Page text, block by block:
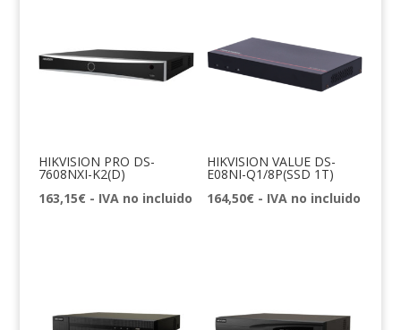
HIKVISION PRO DS-
7608NXI-K2(D)
163,15€ - IVA no incluido
HIKVISION VALUE DS-
E08NI-Q1/8P(SSD 1T)
164,50€ - IVA no incluido